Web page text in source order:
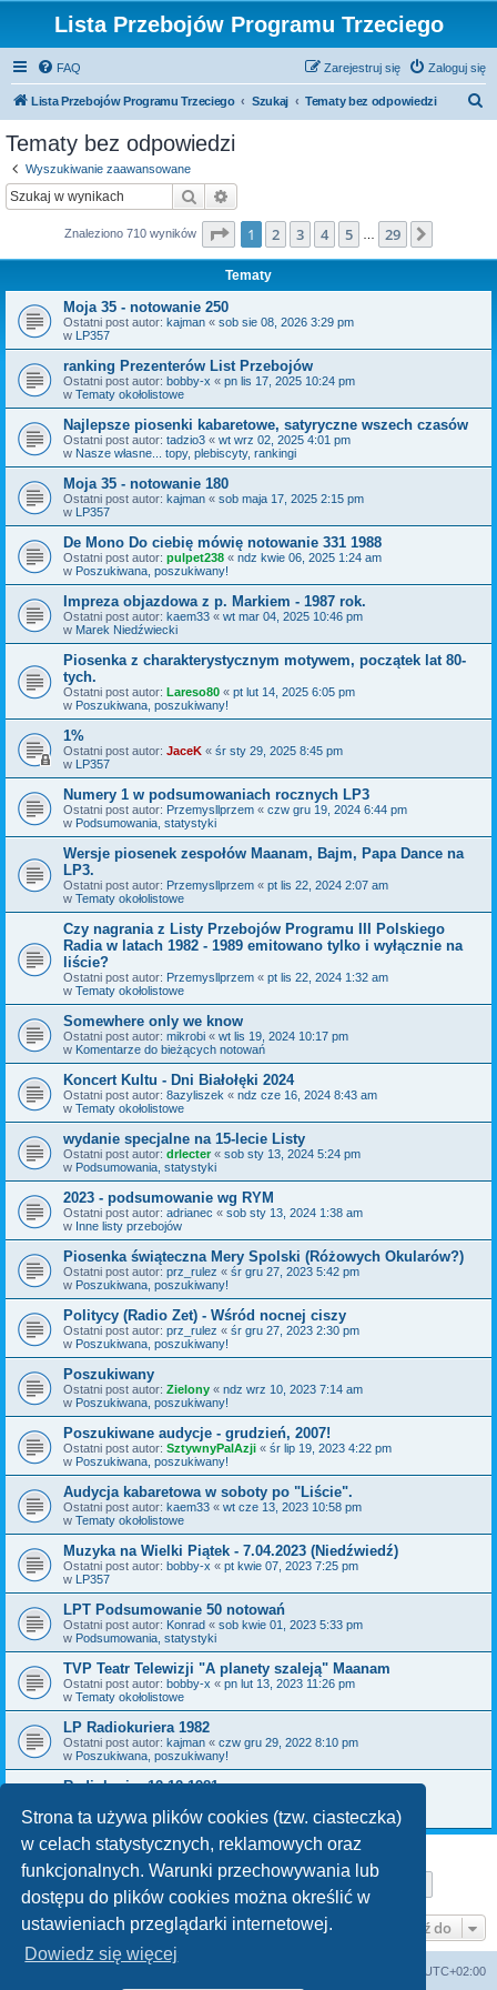
Strona ta używa plików cookies (tzw. ciasteczka)
w celach statystycznych, reklamowych oraz
funkcjonalnych. Warunki przechowywania lub
dostępu do plików cookies można określić w
ustawieniach przeglądarki internetowej.
Dowiedz się więcej
Lista Przebojów Programu Trzeciego
FAQ Zaloguj się
Zarejestruj się
Lista Przebojów Programu Trzeciego Szukaj Tematy bez odpowiedzi
Tematy bez odpowiedzi
Wyszukiwanie zaawansowane
Szukaj
Znaleziono 710 wyników Strona z29
1 2 3 4 5 29
Tematy
Moja 35 - notowanie 250
Ostatni post autor: kajman « sob sie 08, 2026 3:29 pm
w LP357
ranking Prezenterów List Przebojów
Ostatni post autor: bobby-x « pn lis 17, 2025 10:24 pm
w Tematy okołolistowe
Najlepsze piosenki kabaretowe, satyryczne wszech czasów
Ostatni post autor: tadzio3 « wt wrz 02, 2025 4:01 pm
w Nasze własne... topy, plebiscyty, rankingi
Moja 35 - notowanie 180
Ostatni post autor: kajman « sob maja 17, 2025 2:15 pm
w LP357
De Mono Do ciebię mówię notowanie 331 1988
Ostatni post autor: pulpet238 « ndz kwie 06, 2025 1:24 am
w Poszukiwana, poszukiwany!
Impreza objazdowa z p. Markiem - 1987 rok.
Ostatni post autor: kaem33 « wt mar 04, 2025 10:46 pm
w Marek Niedźwiecki
Piosenka z charakterystycznym motywem, początek lat 80-
tych.
Ostatni post autor: Lareso80 « pt lut 14, 2025 6:05 pm
w Poszukiwana, poszukiwany!
1%
Ostatni post autor: JaceK « śr sty 29, 2025 8:45 pm
w LP357
Numery 1 w podsumowaniach rocznych LP3
Ostatni post autor: Przemysllprzem « czw gru 19, 2024 6:44 pm
w Podsumowania, statystyki
Wersje piosenek zespołów Maanam, Bajm, Papa Dance na
LP3.
Ostatni post autor: Przemysllprzem « pt lis 22, 2024 2:07 am
w Tematy okołolistowe
Czy nagrania z Listy Przebojów Programu III Polskiego
Radia w latach 1982 - 1989 emitowano tylko i wyłącznie na
liście?
Ostatni post autor: Przemysllprzem « pt lis 22, 2024 1:32 am
w Tematy okołolistowe
Somewhere only we know
Ostatni post autor: mikrobi « wt lis 19, 2024 10:17 pm
w Komentarze do bieżących notowań
Koncert Kultu - Dni Białołęki 2024
Ostatni post autor: 8azyliszek « ndz cze 16, 2024 8:43 am
w Tematy okołolistowe
wydanie specjalne na 15-lecie Listy
Ostatni post autor: drlecter « sob sty 13, 2024 5:24 pm
w Podsumowania, statystyki
2023 - podsumowanie wg RYM
Ostatni post autor: adrianec « sob sty 13, 2024 1:38 am
w Inne listy przebojów
Piosenka świąteczna Mery Spolski (Różowych Okularów?)
Ostatni post autor: prz_rulez « śr gru 27, 2023 5:42 pm
w Poszukiwana, poszukiwany!
Politycy (Radio Zet) - Wśród nocnej ciszy
Ostatni post autor: prz_rulez « śr gru 27, 2023 2:30 pm
w Poszukiwana, poszukiwany!
Poszukiwany
Ostatni post autor: Zielony « ndz wrz 10, 2023 7:14 am
w Poszukiwana, poszukiwany!
Poszukiwane audycje - grudzień, 2007!
Ostatni post autor: SztywnyPalAzji « śr lip 19, 2023 4:22 pm
w Poszukiwana, poszukiwany!
Audycja kabaretowa w soboty po "Liście".
Ostatni post autor: kaem33 « wt cze 13, 2023 10:58 pm
w Tematy okołolistowe
Muzyka na Wielki Piątek - 7.04.2023 (Niedźwiedź)
Ostatni post autor: bobby-x « pt kwie 07, 2023 7:25 pm
w LP357
LPT Podsumowanie 50 notowań
Ostatni post autor: Konrad « sob kwie 01, 2023 5:33 pm
w Podsumowania, statystyki
TVP Teatr Telewizji "A planety szaleją" Maanam
Ostatni post autor: bobby-x « pn lut 13, 2023 11:26 pm
w Tematy okołolistowe
LP Radiokuriera 1982
Ostatni post autor: kajman « czw gru 29, 2022 8:10 pm
w Poszukiwana, poszukiwany!
Radiokurier 12.12.1981
w Poszukiwana, poszukiwany!
Znaleziono 710 wyników Strona 1z 29
3
Przejdź do
UTC+02:00